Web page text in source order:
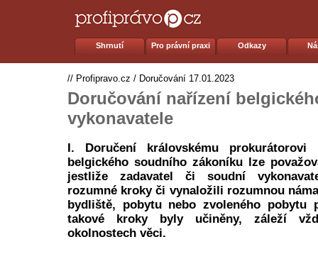
Shrnutí Pro právní praxi Odkazy
// Profipravo.cz / Doručování 17.01.2023
Doručování nařízení
vykonavatele
I. Doručení královskému
belgického soudního zákoníku lze
jestliže zadavatel či soudní
rozumné kroky či vynaložili rozumnou
bydliště, pobytu nebo zvoleného pobytu
takové kroky byly učiněny, záleží
okolnostech věci.